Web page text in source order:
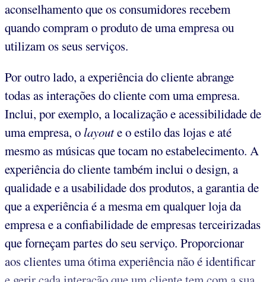
aconselhamento que os consumidores recebem
quando compram o produto de uma empresa ou
utilizam os seus serviços.
Por outro lado, a experiência do cliente abrange
todas as interações do cliente com uma empresa.
Inclui, por exemplo, a localização e acessibilidade de
uma empresa, o layoute o estilo das lojas e até
mesmo as músicas que tocam no estabelecimento. A
experiência do cliente também inclui o design, a
qualidade e a usabilidade dos produtos, a garantia de
que a experiência é a mesma em qualquer loja da
empresa e a confiabilidade de empresas terceirizadas
que forneçam partes do seu serviço. Proporcionar
aos clientes uma ótima experiência não é identificar